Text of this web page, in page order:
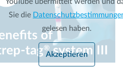
Sie die
gelesen haben.
Akzeptieren